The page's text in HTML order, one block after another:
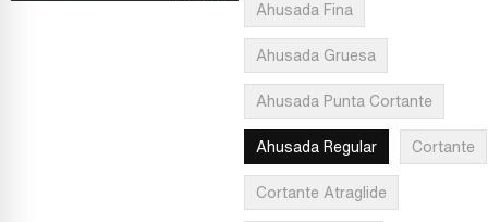
Ahusada Fina
Ahusada Gruesa
Ahusada Punta Cortante
Ahusada Regular Cortante
Cortante Atraglide